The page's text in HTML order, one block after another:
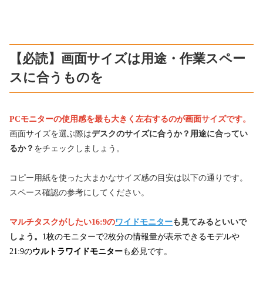
【必読】画面サイズは用途・作業スペー
スに合うものを
PCモニターの使用感を最も大きく左右するのが画面サイズです。
画面サイズを選ぶ際はデスクのサイズに合うか？ 用途に合ってい
るか？ をチェックしましょう。
コピー用紙を使った大まかなサイズ感の目安は以下の通りです。
スペース確認の参考にしてください。
マルチタスクがしたい16:9のワイドモニターも見てみるといいで
しょう。 1枚のモニターで2枚分の情報量が表示できるモデルや
21:9のウルトラワイドモニターも必見です。